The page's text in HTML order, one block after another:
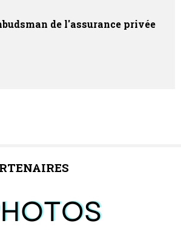
de l'assurance privée